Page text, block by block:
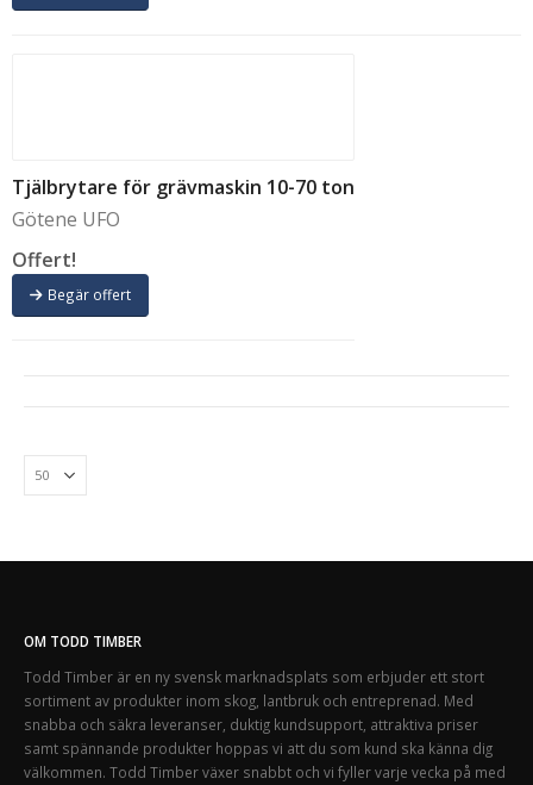
Tjälbrytare för grävmaskin 10-70 ton
Götene UFO
Offert!
Begär offert
OM TODD TIMBER
Todd Timber är en ny svensk marknadsplats som erbjuder ett stort
sortiment av produkter inom skog, lantbruk och entreprenad. Med
snabba och säkra leveranser, duktig kundsupport, attraktiva priser
samt spännande produkter hoppas vi att du som kund ska känna dig
välkommen. Todd Timber växer snabbt och vi fyller varje vecka på med